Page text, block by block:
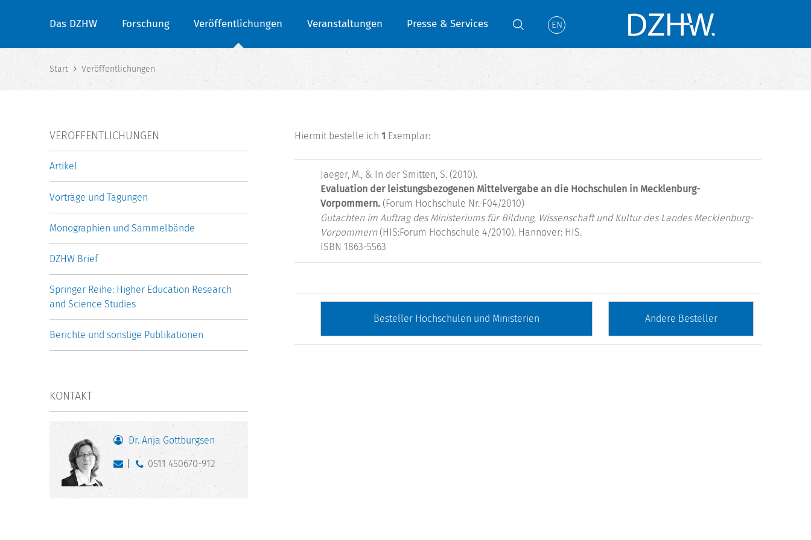
Das DZHW Forschung Veröffentlichungen Veranstaltungen Presse & Services EN
Start Veröffentlichungen
Hiermit bestelle ich 1 Exemplar:
Jaeger, M., & In der Smitten, S. (2010).
Evaluation der leistungsbezogenen Mittelvergabe an die Hochschulen in Mecklenburg-
Vorpommern. (Forum Hochschule Nr. F04/2010)
Gutachten im Auftrag des Ministeriums für Bildung, Wissenschaft und Kultur des Landes Mecklenburg-
Vorpommern(HIS:Forum Hochschule 4/2010). Hannover: HIS.
ISBN 1863-5563
VERÖFFENTLICHUNGEN
Artikel
Vorträge und Tagungen
Monographien und Sammelbände
DZHW Brief
Springer Reihe: Higher Education Research
and Science Studies
Berichte und sonstige Publikationen
KONTAKT
Dr. Anja Gottburgsen
0511 450670-912